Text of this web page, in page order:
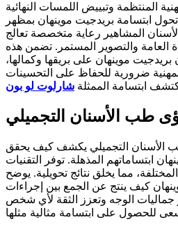
المنتظمة وتبييض اللمسات النهائية
ابتسامة بريدجيت موينهان بمظهر
المشاهير رعاية متخصصة تعالج
العامة والتصوير المستمر. تضمن هذه
موينهان على بريقها وكمالها،
ضرورية للحفاظ على التحسينات
ابتسامة الممثلة شارلوت لو بون
طب الأسنان التجميلي
الأسنان التجميلي يكشف كيف يحقق
ابتساماتهم المذهلة. توفر التقنيات
مما يخلق نتائج تحويلية. يوضح
كيف ينتج عن الجمع بين إجراءات
الوجه وتعزز الثقة لأي شخص